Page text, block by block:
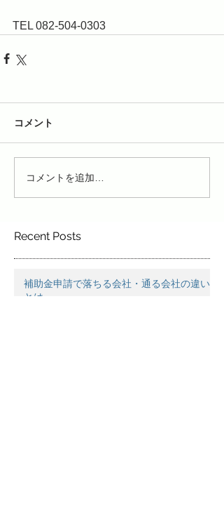
TEL 082-504-0303
コメント
コメントを追加…
Recent Posts
補助金申請で落ちる会社・通る会社の違い
とは